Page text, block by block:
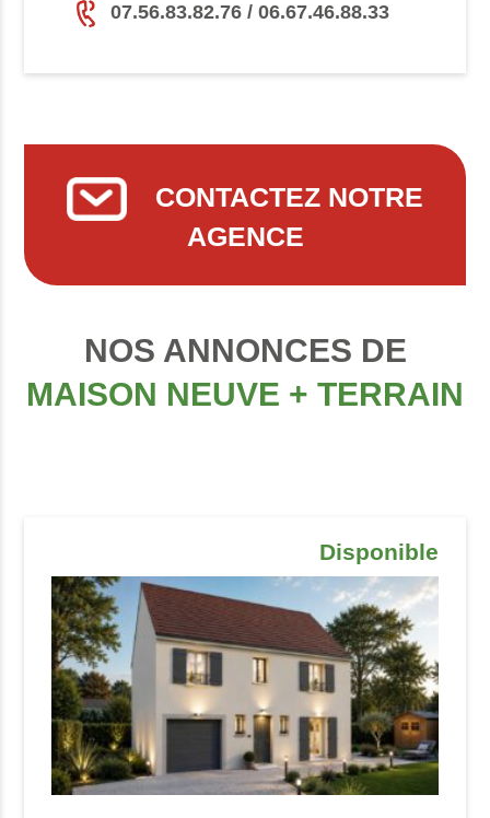
07.56.83.82.76 / 06.67.46.88.33
CONTACTEZ NOTRE
AGENCE
NOS ANNONCES DE
MAISON NEUVE + TERRAIN
Disponible